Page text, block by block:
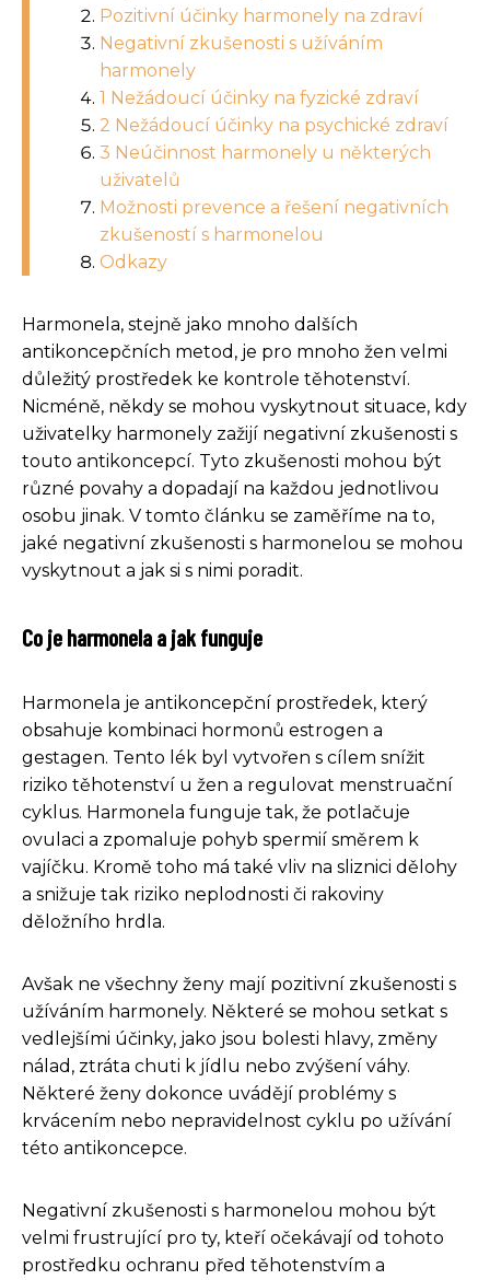
Pozitivní účinky harmonely na zdraví
Negativní zkušenosti s užíváním
harmonely
1 Nežádoucí účinky na fyzické zdraví
2 Nežádoucí účinky na psychické zdraví
3 Neúčinnost harmonely u některých
uživatelů
Možnosti prevence a řešení negativních
zkušeností s harmonelou
Odkazy
Harmonela, stejně jako mnoho dalších
antikoncepčních metod, je pro mnoho žen velmi
důležitý prostředek ke kontrole těhotenství.
Nicméně, někdy se mohou vyskytnout situace, kdy
uživatelky harmonely zažijí negativní zkušenosti s
touto antikoncepcí. Tyto zkušenosti mohou být
různé povahy a dopadají na každou jednotlivou
osobu jinak. V tomto článku se zaměříme na to,
jaké negativní zkušenosti s harmonelou se mohou
vyskytnout a jak si s nimi poradit.
Co je harmonela a jak funguje
Harmonela je antikoncepční prostředek, který
obsahuje kombinaci hormonů estrogen a
gestagen. Tento lék byl vytvořen s cílem snížit
riziko těhotenství u žen a regulovat menstruační
cyklus. Harmonela funguje tak, že potlačuje
ovulaci a zpomaluje pohyb spermií směrem k
vajíčku. Kromě toho má také vliv na sliznici dělohy
a snižuje tak riziko neplodnosti či rakoviny
děložního hrdla.
Avšak ne všechny ženy mají pozitivní zkušenosti s
užíváním harmonely. Některé se mohou setkat s
vedlejšími účinky, jako jsou bolesti hlavy, změny
nálad, ztráta chuti k jídlu nebo zvýšení váhy.
Některé ženy dokonce uvádějí problémy s
krvácením nebo nepravidelnost cyklu po užívání
této antikoncepce.
Negativní zkušenosti s harmonelou mohou být
velmi frustrující pro ty, kteří očekávají od tohoto
prostředku ochranu před těhotenstvím a